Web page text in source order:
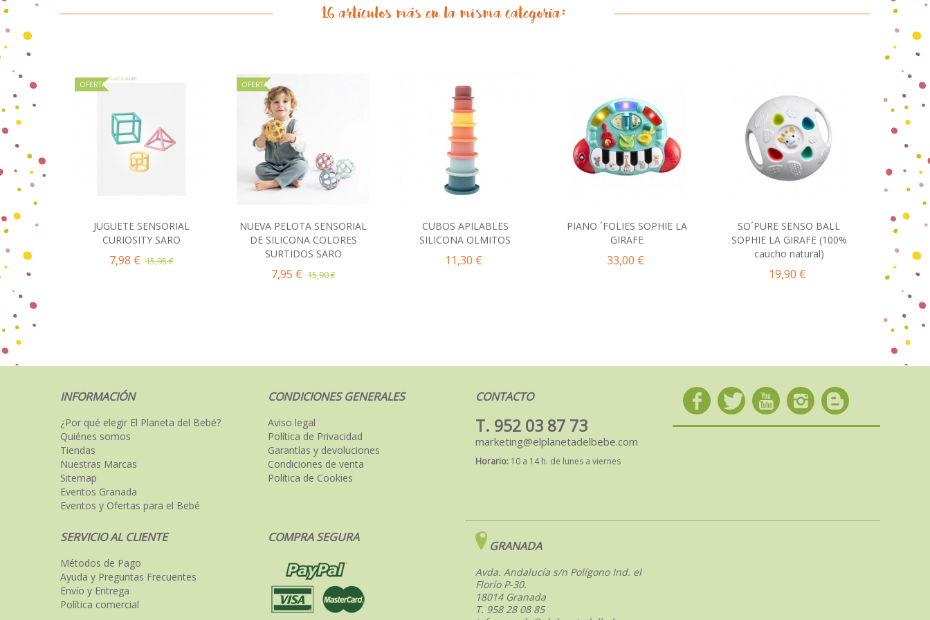
16 artículos más en la misma categoría:
OFERTA
Añadir al carrito
JUGUETE SENSORIAL
CURIOSITY SARO
7,98 € 15,95 €
OFERTA
Añadir al carrito
NUEVA PELOTA SENSORIAL
DE SILICONA COLORES
SURTIDOS SARO
7,95 € 15,90 €
Añadir al carrito
CUBOS APILABLES
SILICONA OLMITOS
11,30 €
Añadir al carrito
PIANO ´FOLIES SOPHIE LA
GIRAFE
33,00 €
Añadir al carrito
SO´PURE SENSO BALL
SOPHIE LA GIRAFE (100%
caucho natural)
19,90 €
INFORMACIÓN
¿Por qué elegir El Planeta del Bebé?
Quiénes somos
Tiendas
Nuestras Marcas
Sitemap
Eventos Granada
Eventos y Ofertas para el Bebé
CONDICIONES GENERALES
Aviso legal
Política de Privacidad
Garantías y devoluciones
Condiciones de venta
Política de Cookies
CONTACTO
T. 952 03 87 73
marketing@elplanetadelbebe.com
Horario: 10 a 14 h. de lunes a viernes
SERVICIO AL CLIENTE
Métodos de Pago
Ayuda y Preguntas Frecuentes
Envío y Entrega
Política comercial
COMPRA SEGURA
GRANADA
Avda. Andalucía s/n Polígono Ind. el
Florío P-30.
18014 Granada
T. 958 28 08 85